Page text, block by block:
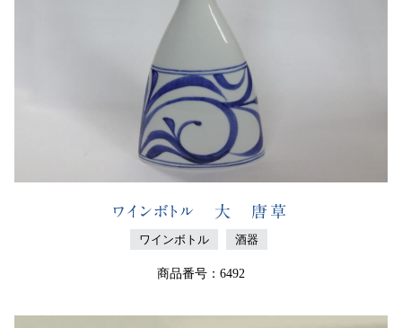
ワインボトル 大 唐草
ワインボトル 酒器
商品番号：6492